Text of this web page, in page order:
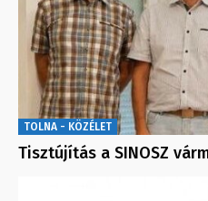
TOLNA - KÖZÉLET
Tisztújítás a SINOSZ